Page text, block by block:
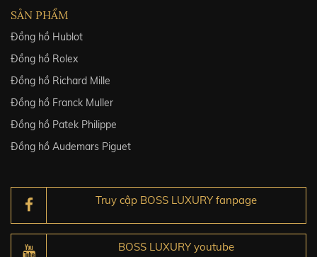
SẢN PHẨM
Đồng hồ Hublot
Đồng hồ Rolex
Đồng hồ Richard Mille
Đồng hồ Franck Muller
Đồng hồ Patek Philippe
Đồng hồ Audemars Piguet
Truy cập BOSS LUXURY fanpage
BOSS LUXURY youtube